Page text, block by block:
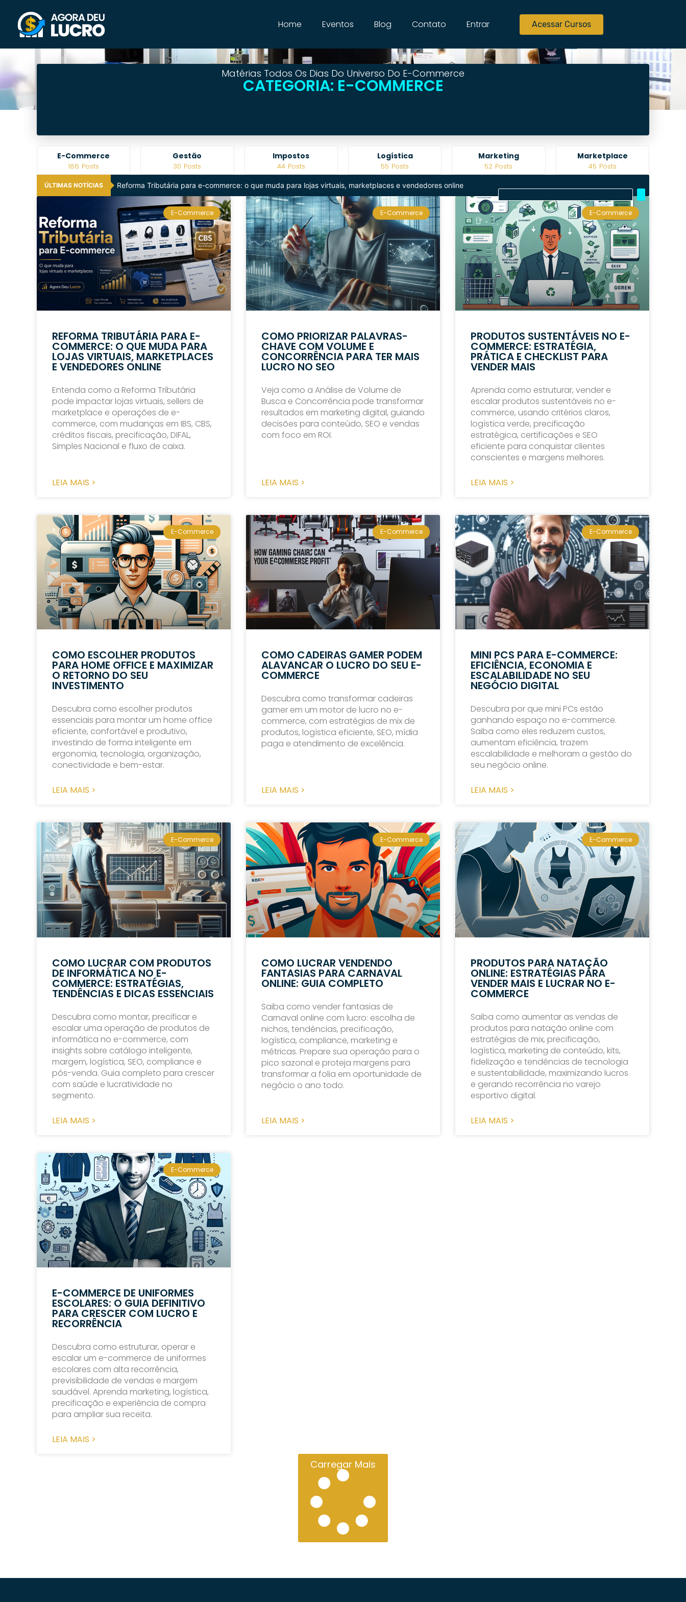
Home Eventos Blog Contato Entrar Acessar Cursos
Matérias Todos Os Dias Do Universo Do E-Commerce
CATEGORIA: E-COMMERCE
Gestão
30 Posts
Impostos
44 Posts
Logística
55 Posts
Marketing
52 Posts
Marketplace
45 Posts
Notícias
1225 Posts
ÚLTIMAS NOTÍCIAS Reforma Tributária para e-commerce: o que muda para lojas virtuais, marketplaces e vendedores online
E-Commerce
REFORMA TRIBUTÁRIA PARA E-
COMMERCE: O QUE MUDA PARA
LOJAS VIRTUAIS, MARKETPLACES
E VENDEDORES ONLINE
Entenda como a Reforma Tributária
pode impactar lojas virtuais, sellers de
marketplace e operações de e-
commerce, com mudanças em IBS, CBS,
créditos fiscais, precificação, DIFAL,
Simples Nacional e fluxo de caixa.
LEIA MAIS >
E-Commerce
COMO PRIORIZAR PALAVRAS-
CHAVE COM VOLUME E
CONCORRÊNCIA PARA TER MAIS
LUCRO NO SEO
Veja como a Análise de Volume de
Busca e Concorrência pode transformar
resultados em marketing digital, guiando
decisões para conteúdo, SEO e vendas
com foco em ROI.
LEIA MAIS >
E-Commerce
PRODUTOS SUSTENTÁVEIS NO E-
COMMERCE: ESTRATÉGIA,
PRÁTICA E CHECKLIST PARA
VENDER MAIS
Aprenda como estruturar, vender e
escalar produtos sustentáveis no e-
commerce, usando critérios claros,
logística verde, precificação
estratégica, certificações e SEO
eficiente para conquistar clientes
conscientes e margens melhores.
LEIA MAIS >
E-Commerce
COMO ESCOLHER PRODUTOS
PARA HOME OFFICE E MAXIMIZAR
O RETORNO DO SEU
INVESTIMENTO
Descubra como escolher produtos
essenciais para montar um home office
eficiente, confortável e produtivo,
investindo de forma inteligente em
ergonomia, tecnologia, organização,
conectividade e bem-estar.
LEIA MAIS >
E-Commerce
COMO CADEIRAS GAMER PODEM
ALAVANCAR O LUCRO DO SEU E-
COMMERCE
Descubra como transformar cadeiras
gamer em um motor de lucro no e-
commerce, com estratégias de mix de
produtos, logística eficiente, SEO, mídia
paga e atendimento de excelência.
LEIA MAIS >
E-Commerce
MINI PCS PARA E-COMMERCE:
EFICIÊNCIA, ECONOMIA E
ESCALABILIDADE NO SEU
NEGÓCIO DIGITAL
Descubra por que mini PCs estão
ganhando espaço no e-commerce.
Saiba como eles reduzem custos,
aumentam eficiência, trazem
escalabilidade e melhoram a gestão do
seu negócio online.
LEIA MAIS >
E-Commerce
COMO LUCRAR COM PRODUTOS
DE INFORMÁTICA NO E-
COMMERCE: ESTRATÉGIAS,
TENDÊNCIAS E DICAS ESSENCIAIS
Descubra como montar, precificar e
escalar uma operação de produtos de
informática no e-commerce, com
insights sobre catálogo inteligente,
margem, logística, SEO, compliance e
pós-venda. Guia completo para crescer
com saúde e lucratividade no
segmento.
LEIA MAIS >
E-Commerce
COMO LUCRAR VENDENDO
FANTASIAS PARA CARNAVAL
ONLINE: GUIA COMPLETO
Saiba como vender fantasias de
Carnaval online com lucro: escolha de
nichos, tendências, precificação,
logística, compliance, marketing e
métricas. Prepare sua operação para o
pico sazonal e proteja margens para
transformar a folia em oportunidade de
negócio o ano todo.
LEIA MAIS >
E-Commerce
PRODUTOS PARA NATAÇÃO
ONLINE: ESTRATÉGIAS PARA
VENDER MAIS E LUCRAR NO E-
COMMERCE
Saiba como aumentar as vendas de
produtos para natação online com
estratégias de mix, precificação,
logística, marketing de conteúdo, kits,
fidelização e tendências de tecnologia
e sustentabilidade, maximizando lucros
e gerando recorrência no varejo
esportivo digital.
LEIA MAIS >
E-Commerce
E-COMMERCE DE UNIFORMES
ESCOLARES: O GUIA DEFINITIVO
PARA CRESCER COM LUCRO E
RECORRÊNCIA
Descubra como estruturar, operar e
escalar um e-commerce de uniformes
escolares com alta recorrência,
previsibilidade de vendas e margem
saudável. Aprenda marketing, logística,
precificação e experiência de compra
para ampliar sua receita.
LEIA MAIS >
Carregar Mais